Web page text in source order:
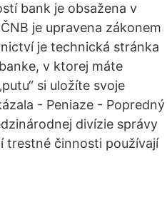
bank je obsažena v
je upravena zákonem
je technická stránka
v ktorej máte
si uložíte svoje
- Peniaze - Popredný
divízie správy
trestné činnosti používají